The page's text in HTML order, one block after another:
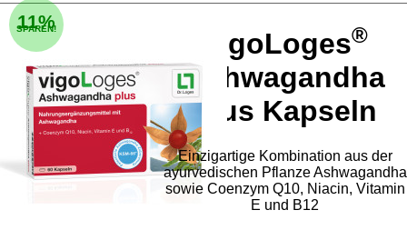
VigoLoges®
Ashwagandha
plus Kapseln
11%
SPAREN!
Einzigartige Kombination aus der
ayurvedischen Pflanze Ashwagandha
sowie Coenzym Q10, Niacin, Vitamin
E und B12